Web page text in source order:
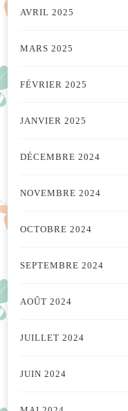
AVRIL 2025
MARS 2025
FÉVRIER 2025
JANVIER 2025
DÉCEMBRE 2024
NOVEMBRE 2024
OCTOBRE 2024
SEPTEMBRE 2024
AOÛT 2024
JUILLET 2024
JUIN 2024